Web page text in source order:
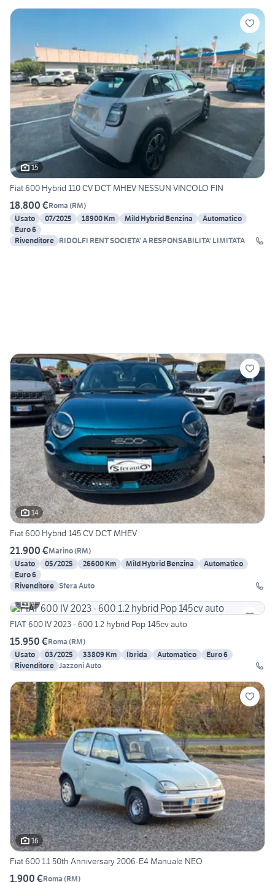
15
Fiat 600 Hybrid 110 CV DCT MHEV NESSUN VINCOLO FIN
18.800 €Roma (RM)
Usato
07/2025 18900 Km Mild Hybrid Benzina
Automatico
Euro 6
Rivenditore RIDOLFI RENT SOCIETA' A RESPONSABILITA' LIMITATA
14
Fiat 600 Hybrid 145 CV DCT MHEV
21.900 €Marino(RM)
Usato
05/2025 26600 Km Mild Hybrid Benzina
Automatico
Euro 6
Rivenditore Sfera Auto
9
FIAT 600 IV 2023 - 600 1.2 hybrid Pop 145cv auto
15.950 €Roma (RM)
Usato
03/2025 33809 Km Ibrida Automatico
Euro 6
Rivenditore Jazzoni Auto
16
Fiat 600 1.1 50th Anniversary 2006-E4 Manuale NEO
1.900 €Roma (RM)